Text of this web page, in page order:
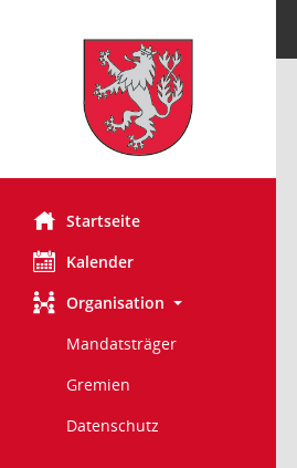
Startseite
Kalender
Organisation
Mandatsträger
Gremien
Datenschutz